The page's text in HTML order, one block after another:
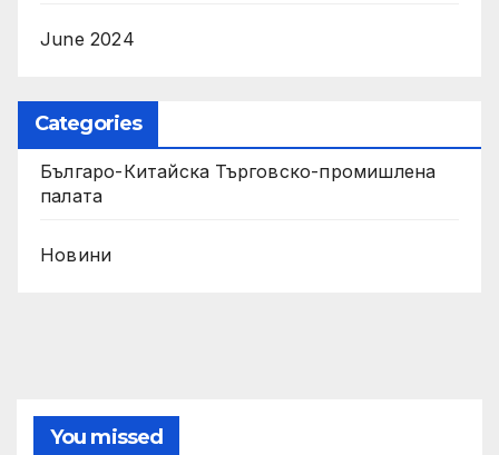
June 2024
Categories
Българо-Китайска Търговско-промишлена
палaта
Новини
You missed